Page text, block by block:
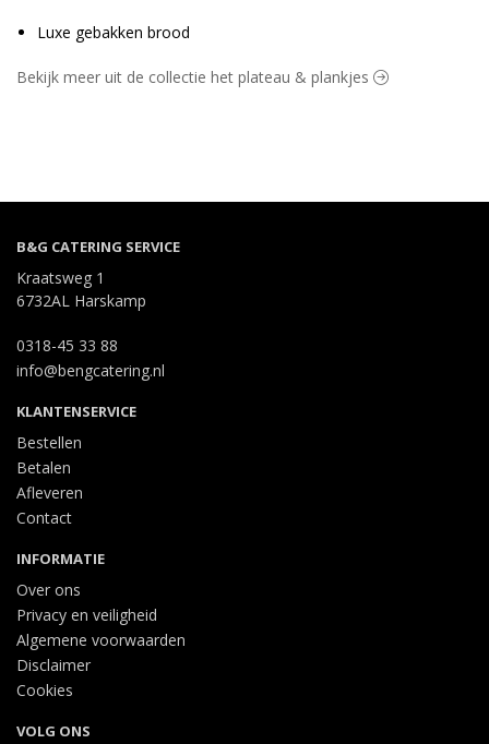
Luxe gebakken brood
Bekijk meer uit de collectie het plateau & plankjes
B&G CATERING SERVICE
Kraatsweg 1
6732AL Harskamp
0318-45 33 88
info@bengcatering.nl
KLANTENSERVICE
Bestellen
Betalen
Afleveren
Contact
INFORMATIE
Over ons
Privacy en veiligheid
Algemene voorwaarden
Disclaimer
Cookies
VOLG ONS